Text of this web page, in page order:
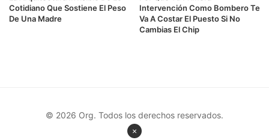
Cotidiano Que Sostiene El Peso
De Una Madre
Intervención Como Bombero Te
Va A Costar El Puesto Si No
Cambias El Chip
×
© 2026 Org. Todos los derechos reservados.